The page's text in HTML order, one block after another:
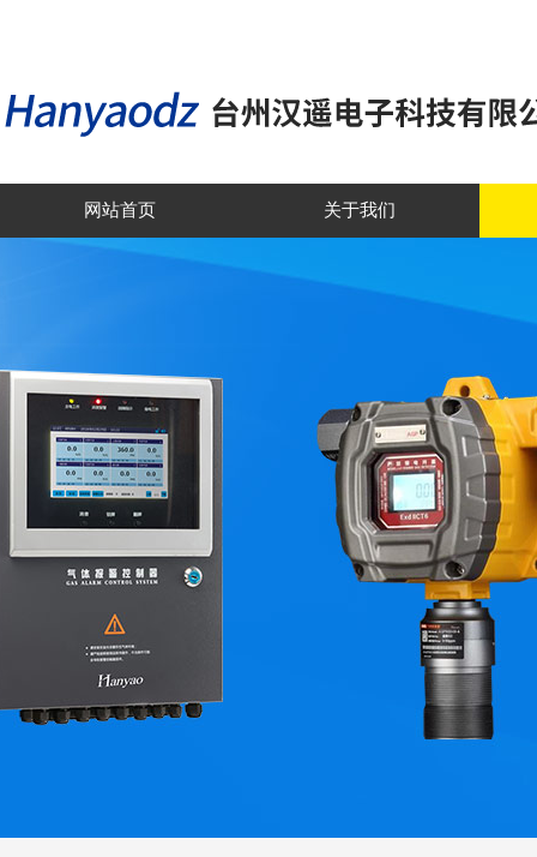
网站首页 关于我们